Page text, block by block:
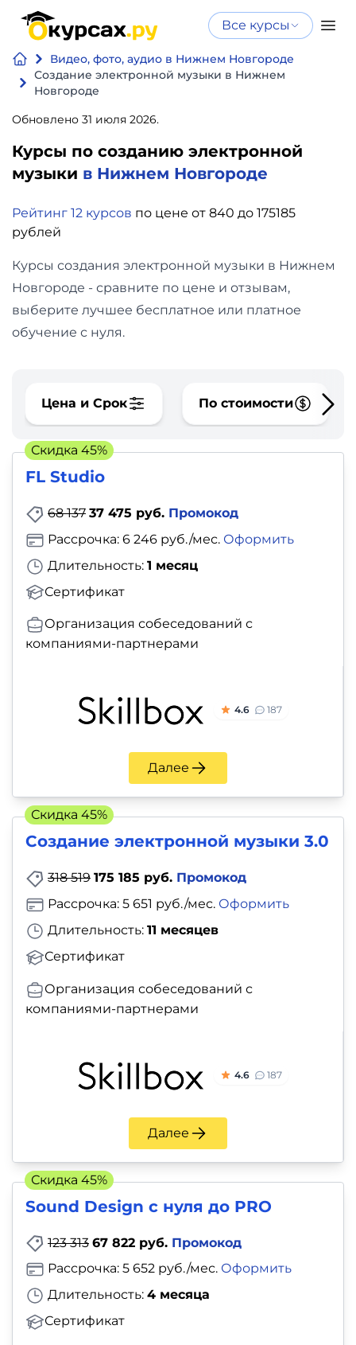
Все курсы
Видео, фото, аудио в Нижнем Новгороде
Создание электронной музыки в Нижнем
Новгороде
Обновлено 31 июля 2026.
Курсы по созданию электронной
музыки в Нижнем Новгороде
Рейтинг 12 курсов по цене от 840 до 175185
рублей
Курсы создания электронной музыки в Нижнем
Новгороде - сравните по цене и отзывам,
выберите лучшее бесплатное или платное
обучение с нуля.
Цена и Срок По стоимости
FL Studio
68 137 37 475 руб. Промокод
Длительность: 1 месяц
Сертификат
Рассрочка: 6 246 руб./мес. Оформить
Организация собеседований с
компаниями-партнерами
4.6 187
Далее
Скидка 45%
Создание электронной музыки 3.0
318 519 175 185 руб. Промокод
Длительность: 11 месяцев
Сертификат
Рассрочка: 5 651 руб./мес. Оформить
Организация собеседований с
компаниями-партнерами
4.6 187
Далее
Скидка 45%
Sound Design с нуля до PRO
123 313 67 822 руб. Промокод
Длительность: 4 месяца
Сертификат
Рассрочка: 5 652 руб./мес. Оформить
Скидка 45%
Нейросеть
и ИИ
Программирование
Бизнес
и
финансы
Аналитика
Видео,
Маркетинг
Иностранный
Для
детей
Красота,
здоровье,
фитнес
Психология
Репетиторы
Тесты
на
профориентацию
Нейросеть и ИИ
искусственному
Курсы по нейросетям
Бесплатно